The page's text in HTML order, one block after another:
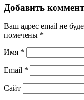
Добавить
Ваш адрес email не
помечены *
Имя *
Email *
Сайт